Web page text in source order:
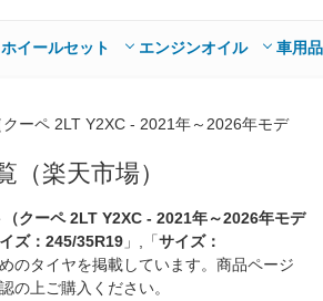
イールセット エンジンオイル 車用品
ーペ 2LT Y2XC - 2021年～2026年モデ
（楽天市場）
クーペ 2LT Y2XC - 2021年～2026年モデ
ズ：245/35R19 」,「サイズ：
のタイヤを掲載しています。商品ページ
の上ご購入ください。